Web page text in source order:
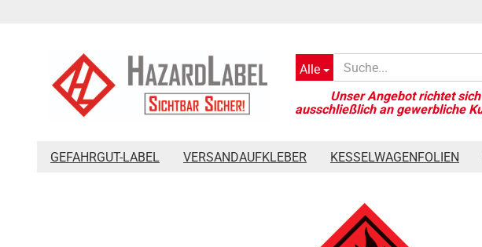
Alle
GEFAHRGUT-LABEL VERSANDAUFKLEBER KESSELWAGENFOLIEN